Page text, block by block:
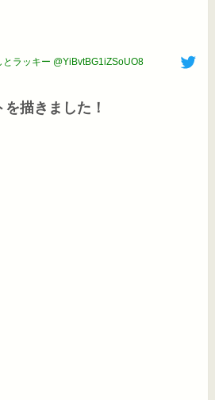
とラッキー @YiBvtBG1iZSoUO8
描きました！